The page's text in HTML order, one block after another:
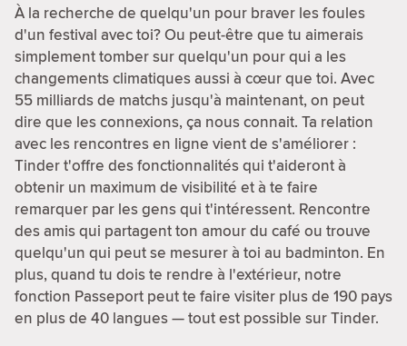
À la recherche de quelqu'un pour braver les foules
d'un festival avec toi? Ou peut-être que tu aimerais
simplement tomber sur quelqu'un pour qui a les
changements climatiques aussi à cœur que toi. Avec
55 milliards de matchs jusqu'à maintenant, on peut
dire que les connexions, ça nous connait. Ta relation
avec les rencontres en ligne vient de s'améliorer :
Tinder t'offre des fonctionnalités qui t'aideront à
obtenir un maximum de visibilité et à te faire
remarquer par les gens qui t'intéressent. Rencontre
des amis qui partagent ton amour du café ou trouve
quelqu'un qui peut se mesurer à toi au badminton. En
plus, quand tu dois te rendre à l'extérieur, notre
fonction Passeport peut te faire visiter plus de 190 pays
en plus de 40 langues — tout est possible sur Tinder.